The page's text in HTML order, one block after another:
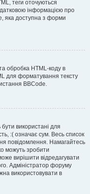
теги оточуються
інформацією про
яка доступна з форми
обробка HTML-коду в
для форматування тексту
BBCode.
використані для
:( означає сум. Весь список
повідомлення. Намагайтесь
можуть зробити
вирішити відредагувати
Адміністратор форуму
використовувати в